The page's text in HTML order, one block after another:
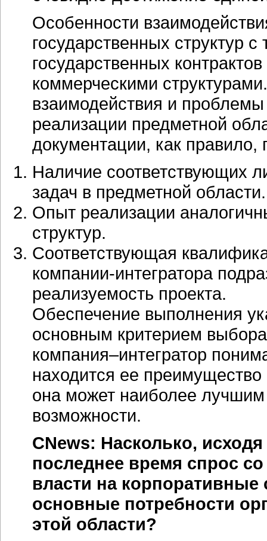
Особенности
государственных структур
государственных
коммерческими
взаимодействия и
реализации предметной
документации, как
Наличие соответствующих
задач в предметной области.
Опыт реализации
структур.
Соответствующая
компании-интегратора
реализуемость проекта.
Обеспечение выполнения
основным критерием
компания–интегратор
находится ее
она может наиболее
возможности.
CNews: Насколько,
последнее время спрос
власти на
основные потребности
этой области?